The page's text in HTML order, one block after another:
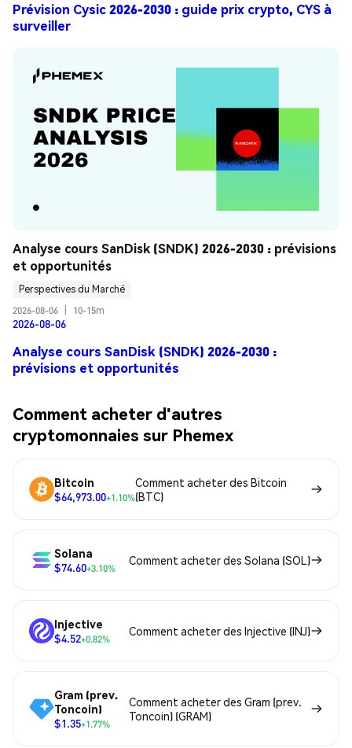
Prévision Cysic 2026-2030 : guide prix crypto, CYS à
surveiller
Analyse cours SanDisk (SNDK) 2026-2030 : prévisions
et opportunités
Perspectives du Marché
2026-08-06
10-15m
2026-08-06
Analyse cours SanDisk (SNDK) 2026-2030 :
prévisions et opportunités
Comment acheter d'autres
cryptomonnaies sur Phemex
Bitcoin
$64,973.00+1.10%
Comment acheter des Bitcoin
(BTC)
Solana
$74.60+3.10%
Comment acheter des Solana (SOL)
Injective
$4.52+0.82%
Comment acheter des Injective (INJ)
Gram (prev.
Toncoin)
$1.35+1.77%
Comment acheter des Gram (prev.
Toncoin) (GRAM)